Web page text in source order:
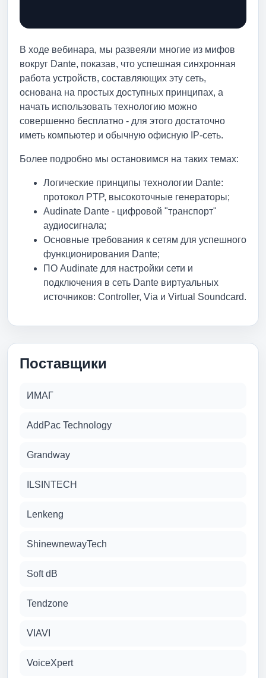
В ходе вебинара, мы развеяли многие из мифов
вокруг Dante, показав, что успешная синхронная
работа устройств, составляющих эту сеть,
основана на простых доступных принципах, а
начать использовать технологию можно
совершенно бесплатно - для этого достаточно
иметь компьютер и обычную офисную IP-сеть.
Более подробно мы остановимся на таких темах:
Логические принципы технологии Dante:
протокол PTP, высокоточные генераторы;
Audinate Dante - цифровой "транспорт"
аудиосигнала;
Основные требования к сетям для успешного
функционирования Dante;
ПО Audinate для настройки сети и
подключения в сеть Dante виртуальных
источников: Controller, Via и Virtual Soundcard.
Поставщики
ИМАГ
AddPac Technology
Grandway
ILSINTECH
Lenkeng
ShinewnewayTech
Soft dB
Tendzone
VIAVI
VoiceXpert